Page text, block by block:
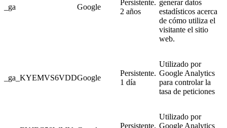
_ga Google
Persistente.
2 años
generar datos
estadísticos acerca
de cómo utiliza el
visitante el sitio
web.
_ga_KYEMVS6VDDGoogle
Persistente.
1 día
Utilizado por
Google Analytics
para controlar la
tasa de peticiones
Persistente.
Utilizado por
Google Analytics